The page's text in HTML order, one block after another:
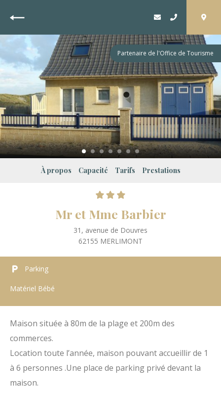
Retour
Partenaire de l'Office de Tourisme
À propos Capacité Tarifs Prestations
Mr et Mme Barbier
31, avenue de Douvres
62155 MERLIMONT
Parking
Matériel Bébé
Maison située à 80m de la plage et 200m des
commerces.
Location toute l’année, maison pouvant accueillir de 1
à 6 personnes .Une place de parking privé devant la
maison.